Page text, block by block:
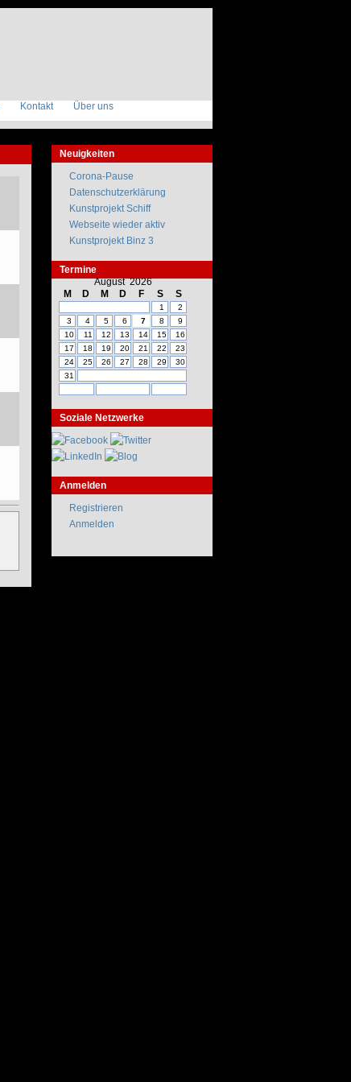
Kontakt Über uns
Neuigkeiten
Corona-Pause
Datenschutzerklärung
Kunstprojekt Schiff
Webseite wieder aktiv
Kunstprojekt Binz 3
Termine
August 2026
M
D M D F S S
1
2
3
4 5 6 7 8
9
10
11 12 13 14 15
16
17
18 19 20 21 22
23
24
25 26 27 28 29
30
31
Soziale Netzwerke
Anmelden
Registrieren
Anmelden